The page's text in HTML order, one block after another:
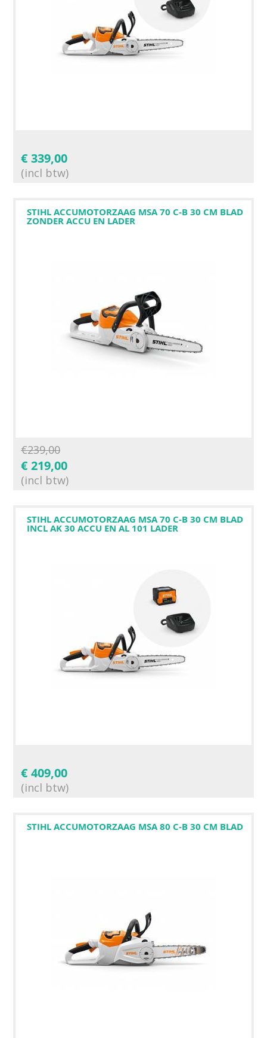
€ 339,00
(incl btw)
STIHL ACCUMOTORZAAG MSA 70 C-B 30 CM BLAD
ZONDER ACCU EN LADER
€239,00
€ 219,00
(incl btw)
STIHL ACCUMOTORZAAG MSA 70 C-B 30 CM BLAD
INCL AK 30 ACCU EN AL 101 LADER
€ 409,00
(incl btw)
STIHL ACCUMOTORZAAG MSA 80 C-B 30 CM BLAD